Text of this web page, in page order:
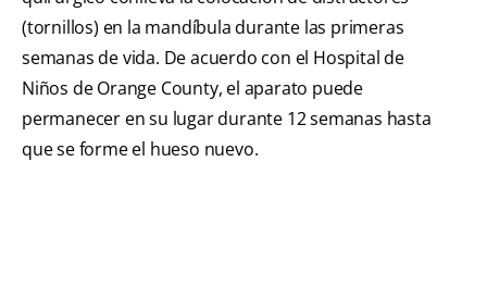
(tornillos) en la mandíbula durante las primeras
semanas de vida. De acuerdo con el Hospital de
Niños de Orange County, el aparato puede
permanecer en su lugar durante 12 semanas hasta
que se forme el hueso nuevo.